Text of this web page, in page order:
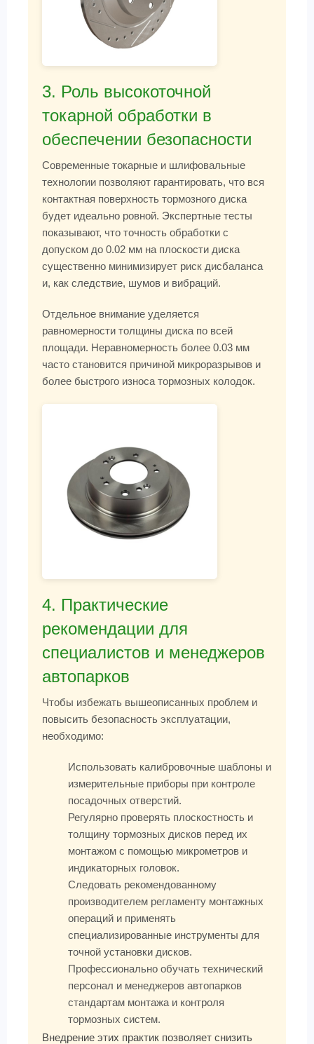
3. Роль высокоточной
токарной обработки в
обеспечении безопасности
Современные токарные и шлифовальные
технологии позволяют гарантировать, что вся
контактная поверхность тормозного диска
будет идеально ровной. Экспертные тесты
показывают, что точность обработки с
допуском до 0.02 мм на плоскости диска
существенно минимизирует риск дисбаланса
и, как следствие, шумов и вибраций.
Отдельное внимание уделяется
равномерности толщины диска по всей
площади. Неравномерность более 0.03 мм
часто становится причиной микроразрывов и
более быстрого износа тормозных колодок.
4. Практические
рекомендации для
специалистов и менеджеров
автопарков
Чтобы избежать вышеописанных проблем и
повысить безопасность эксплуатации,
необходимо:
Использовать калибровочные шаблоны и
измерительные приборы при контроле
посадочных отверстий.
Регулярно проверять плоскостность и
толщину тормозных дисков перед их
монтажом с помощью микрометров и
индикаторных головок.
Следовать рекомендованному
производителем регламенту монтажных
операций и применять
специализированные инструменты для
точной установки дисков.
Профессионально обучать технический
персонал и менеджеров автопарков
стандартам монтажа и контроля
тормозных систем.
Внедрение этих практик позволяет снизить